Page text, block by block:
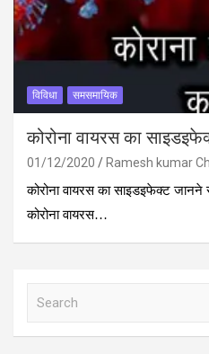
विविधा समसमायिक
कोरोना वायरस का
01/12/2020 Ramesh kumar
कोरोना वायरस का साइडइफेक्‍ट
कोरोना वायरस…